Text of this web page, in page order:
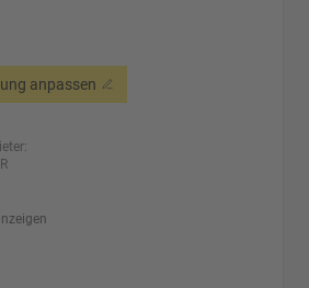
anpassen